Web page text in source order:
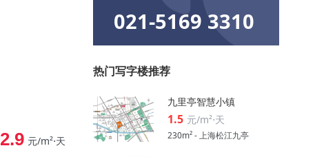
2.9 元/m²⋅天
021-5169 3310
热门写字楼推荐
九里亭智慧小镇
1.5 元/m²⋅天
230m² - 上海松江九亭